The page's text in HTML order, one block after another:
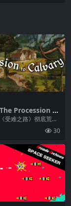
Procession to
受难之路》彻底荒谬
圣战结束！你的压迫
古...
30